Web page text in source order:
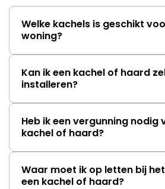
Welke kachels is geschikt
woning?
Kan ik een kachel of haard
installeren?
Heb ik een vergunning nodig
kachel of haard?
Waar moet ik op letten bij
een kachel of haard?